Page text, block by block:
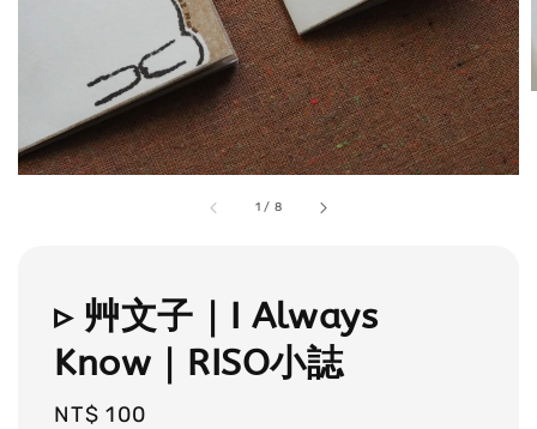
1 / 8
▹ 艸文子｜I Always
Know｜RISO小誌
Regular
NT$ 100